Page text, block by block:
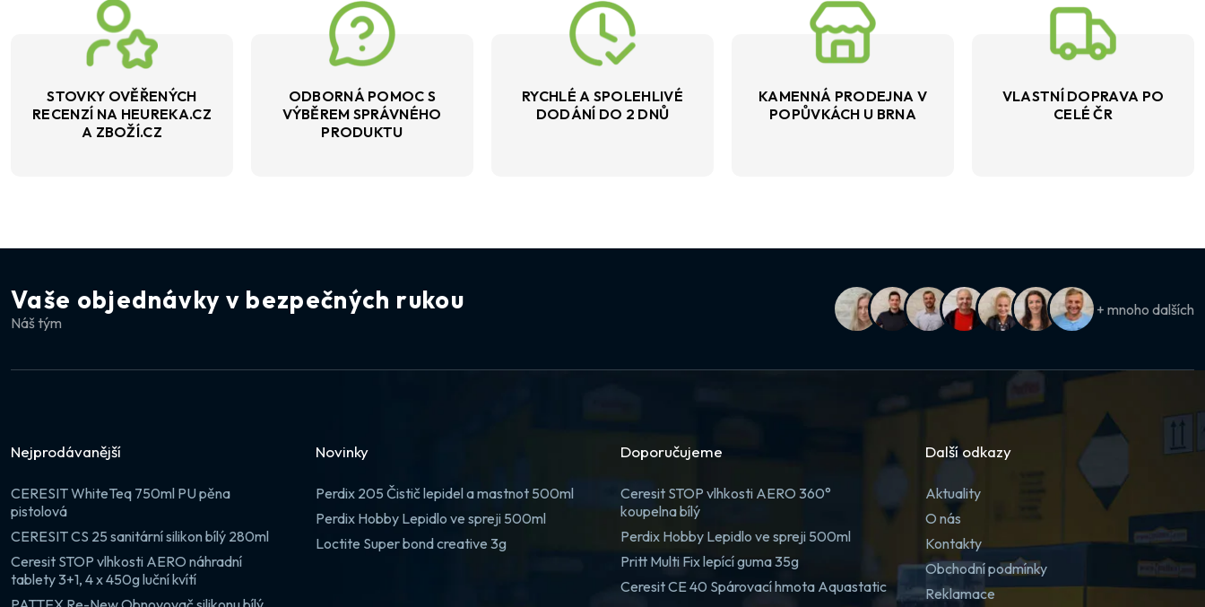
STOVKY OVĚŘENÝCH
RECENZÍ NA HEUREKA.CZ
A ZBOŽÍ.CZ
ODBORNÁ POMOC S
VÝBĚREM SPRÁVNÉHO
PRODUKTU
RYCHLÉ A SPOLEHLIVÉ
DODÁNÍ DO 2 DNŮ
KAMENNÁ PRODEJNA V
POPŮVKÁCH U BRNA
VLASTNÍ DOPRAVA PO
CELÉ ČR
Vaše objednávky v bezpečných rukou
Náš tým
+ mnoho dalších
Nejprodávanější
CERESIT WhiteTeq 750ml PU pěna
pistolová
CERESIT CS 25 sanitární silikon bílý 280ml
Ceresit STOP vlhkosti AERO náhradní
tablety 3+1, 4 x 450g luční kvítí
Novinky
Perdix 205 Čistič lepidel a mastnot 500ml
Perdix Hobby Lepidlo ve spreji 500ml
Loctite Super bond creative 3g
Doporučujeme
Ceresit STOP vlhkosti AERO 360°
koupelna bílý
Perdix Hobby Lepidlo ve spreji 500ml
Pritt Multi Fix lepící guma 35g
Ceresit CE 40 Spárovací hmota Aquastatic
Další odkazy
Aktuality
O nás
Kontakty
Obchodní podmínky
Reklamace